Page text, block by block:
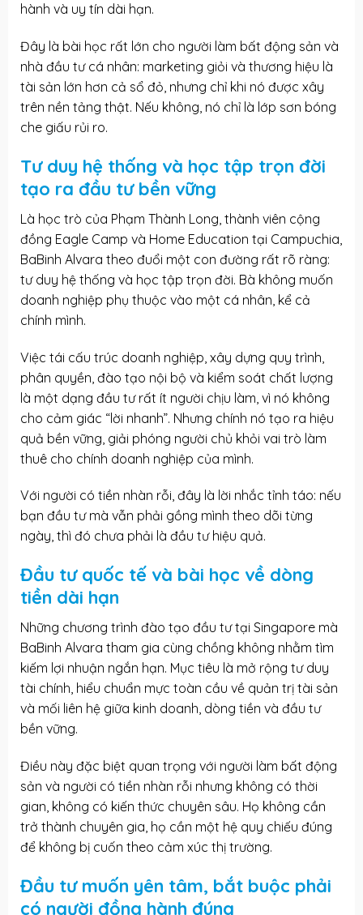
hành và uy tín dài hạn.
Đây là bài học rất lớn cho người làm bất động sản và
nhà đầu tư cá nhân: marketing giỏi và thương hiệu là
tài sản lớn hơn cả sổ đỏ, nhưng chỉ khi nó được xây
trên nền tảng thật. Nếu không, nó chỉ là lớp sơn bóng
che giấu rủi ro.
Tư duy hệ thống và học tập trọn đời
tạo ra đầu tư bền vững
Là học trò của Phạm Thành Long, thành viên cộng
đồng Eagle Camp và Home Education tại Campuchia,
BaBinh Alvara theo đuổi một con đường rất rõ ràng:
tư duy hệ thống và học tập trọn đời. Bà không muốn
doanh nghiệp phụ thuộc vào một cá nhân, kể cả
chính mình.
Việc tái cấu trúc doanh nghiệp, xây dựng quy trình,
phân quyền, đào tạo nội bộ và kiểm soát chất lượng
là một dạng đầu tư rất ít người chịu làm, vì nó không
cho cảm giác “lời nhanh”. Nhưng chính nó tạo ra hiệu
quả bền vững, giải phóng người chủ khỏi vai trò làm
thuê cho chính doanh nghiệp của mình.
Với người có tiền nhàn rỗi, đây là lời nhắc tỉnh táo: nếu
bạn đầu tư mà vẫn phải gồng mình theo dõi từng
ngày, thì đó chưa phải là đầu tư hiệu quả.
Đầu tư quốc tế và bài học về dòng
tiền dài hạn
Những chương trình đào tạo đầu tư tại Singapore mà
BaBinh Alvara tham gia cùng chồng không nhằm tìm
kiếm lợi nhuận ngắn hạn. Mục tiêu là mở rộng tư duy
tài chính, hiểu chuẩn mực toàn cầu về quản trị tài sản
và mối liên hệ giữa kinh doanh, dòng tiền và đầu tư
bền vững.
Điều này đặc biệt quan trọng với người làm bất động
sản và người có tiền nhàn rỗi nhưng không có thời
gian, không có kiến thức chuyên sâu. Họ không cần
trở thành chuyên gia, họ cần một hệ quy chiếu đúng
để không bị cuốn theo cảm xúc thị trường.
Đầu tư muốn yên tâm, bắt buộc phải
có người đồng hành đúng